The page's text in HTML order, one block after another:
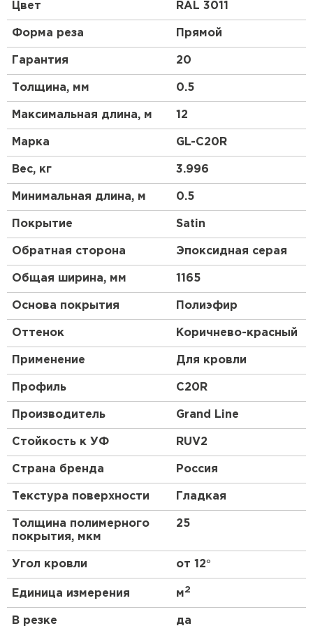
материал для частного коттеджного
Цвет RAL 3011
Форма реза Прямой
Гарантия 20
Толщина, мм 0.5
Максимальная длина, м 12
Марка GL-С20R
Вес, кг 3.996
Минимальная длина, м 0.5
Покрытие Satin
Обратная сторона Эпоксидная серая
Общая ширина, мм 1165
Основа покрытия Полиэфир
Оттенок Коричнево-красный
Применение Для кровли
Профиль C20R
Производитель Grand Line
Стойкость к УФ RUV2
Страна бренда Россия
Текстура поверхности Гладкая
Толщина полимерного
покрытия, мкм
25
Угол кровли от 12°
Единица измерения м2
В резке да